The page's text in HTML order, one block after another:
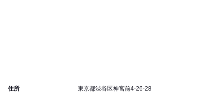
住所 東京都渋谷区神宮前4-26-28